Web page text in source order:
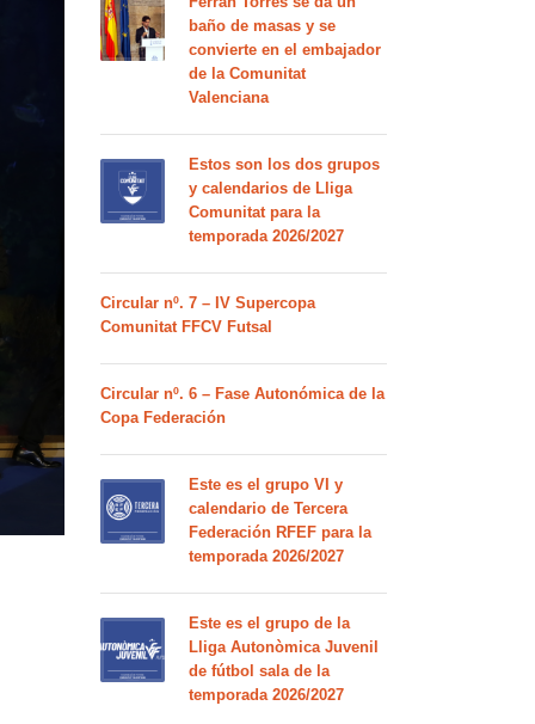
baño de masas y se
convierte en el embajador
de la Comunitat
Valenciana
Estos son los dos grupos
y calendarios de Lliga
Comunitat para la
temporada 2026/2027
Circular nº. 7 – IV Supercopa
Comunitat FFCV Futsal
Circular nº. 6 – Fase Autonómica de la
Copa Federación
Este es el grupo VI y
calendario de Tercera
Federación RFEF para la
temporada 2026/2027
Este es el grupo de la
Lliga Autonòmica Juvenil
de fútbol sala de la
temporada 2026/2027